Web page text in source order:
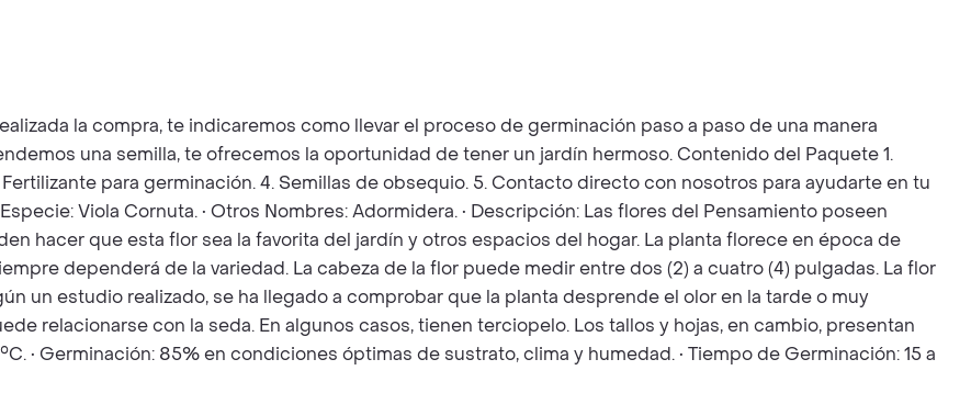
la compra, te indicaremos como llevar el proceso de germinación paso a paso de una manera
una semilla, te ofrecemos la oportunidad de tener un jardín hermoso. Contenido del Paquete 1.
para germinación. 4. Semillas de obsequio. 5. Contacto directo con nosotros para ayudarte en tu
Viola Cornuta. • Otros Nombres: Adormidera. • Descripción: Las flores del Pensamiento poseen
hacer que esta flor sea la favorita del jardín y otros espacios del hogar. La planta florece en época de
dependerá de la variedad. La cabeza de la flor puede medir entre dos (2) a cuatro (4) pulgadas. La flor
un estudio realizado, se ha llegado a comprobar que la planta desprende el olor en la tarde o muy
relacionarse con la seda. En algunos casos, tienen terciopelo. Los tallos y hojas, en cambio, presentan
• Germinación: 85% en condiciones óptimas de sustrato, clima y humedad. • Tiempo de Germinación: 15 a